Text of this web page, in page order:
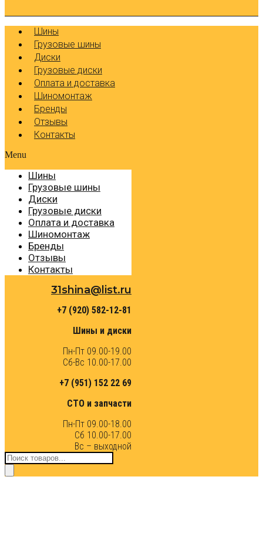
Шины
Грузовые шины
Диски
Грузовые диски
Оплата и доставка
Шиномонтаж
Бренды
Отзывы
Контакты
Menu
Шины
Грузовые шины
Диски
Грузовые диски
Оплата и доставка
Шиномонтаж
Бренды
Отзывы
Контакты
31shina@list.ru
+7 (920) 582-12-81
Шины и диски
Пн-Пт 09.00-19.00
Сб-Вс 10.00-17.00
+7 (951) 152 22 69
СТО и запчасти
Пн-Пт 09.00-18.00
Сб 10.00-17.00
Вс – выходной
Поиск
товаров